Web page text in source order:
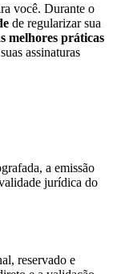
você. Durante o
de regularizar sua
melhores práticas
assinaturas
a emissão
jurídica do
reservado e